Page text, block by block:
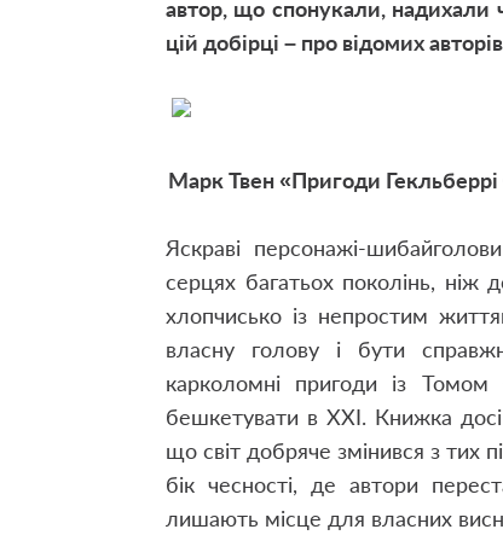
автор, що спонукали, надихали
цій добірці – про відомих
Марк Твен «Пригоди
Яскраві персонажі-
серцях багатьох поколінь, ніж
хлопчисько із непростим
власну голову і бути
карколомні пригоди із
бешкетувати в XXI. Книжка
що світ добряче змінився з тих
бік чесності, де автори
лишають місце для власних